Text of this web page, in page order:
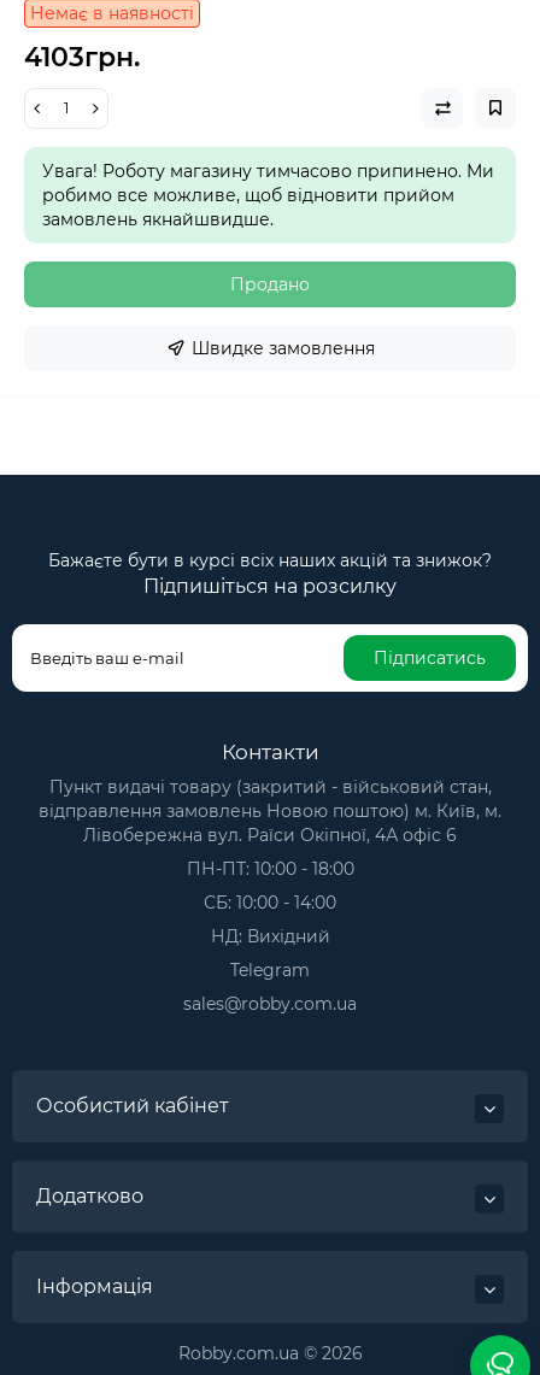
Немає в наявності
4103грн.
Увага! Роботу магазину тимчасово припинено. Ми
робимо все можливе, щоб відновити прийом
замовлень якнайшвидше.
Продано
Швидке замовлення
Бажаєте бути в курсі всіх наших акцій та знижок?
Підпишіться на розсилку
Підписатись
Контакти
Пункт видачі товару (закритий - військовий стан,
відправлення замовлень Новою поштою) м. Київ, м.
Лівобережна вул. Раїси Окіпної, 4А офіс 6
ПН-ПТ: 10:00 - 18:00
СБ: 10:00 - 14:00
НД: Вихідний
Telegram
sales@robby.com.ua
Особистий кабінет
Додатково
Інформація
Robby.com.ua © 2026